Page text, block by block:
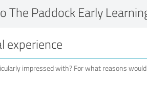
The Paddock Early
experience